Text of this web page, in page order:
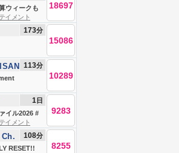
ウィークも
追証やだ！
の行く末
す。機関の
ってくださ
株ライブ生
18697
イメント
173分
15086
EN |
113分
10289
イル2026 #
1 日
9283
イメント
RESET!!
108分
8255